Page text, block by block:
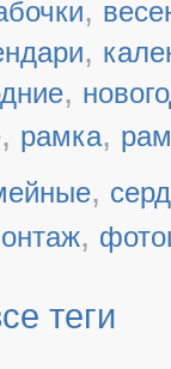
,
,
,
, рамка,
,
,
теги